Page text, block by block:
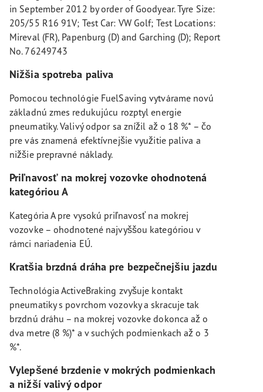
in September 2012 by order of Goodyear. Tyre Size:
205/55 R16 91V; Test Car: VW Golf; Test Locations:
Mireval (FR), Papenburg (D) and Garching (D); Report
No. 76249743
Nižšia spotreba paliva
Pomocou technológie FuelSaving vytvárame novú
základnú zmes redukujúcu rozptyl energie
pneumatiky. Valivý odpor sa znížil až o 18 %* – čo
pre vás znamená efektívnejšie využitie paliva a
nižšie prepravné náklady.
Priľnavosť na mokrej vozovke ohodnotená
kategóriou A
Kategória A pre vysokú priľnavosť na mokrej
vozovke – ohodnotené najvyššou kategóriou v
rámci nariadenia EÚ.
Kratšia brzdná dráha pre bezpečnejšiu jazdu
Technológia ActiveBraking zvyšuje kontakt
pneumatiky s povrchom vozovky a skracuje tak
brzdnú dráhu – na mokrej vozovke dokonca až o
dva metre (8 %)* a v suchých podmienkach až o 3
%*.
Vylepšené brzdenie v mokrých podmienkach
a nižší valivý odpor